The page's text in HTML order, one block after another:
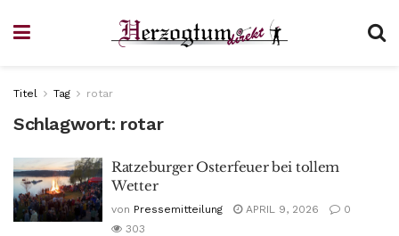
Titel Tag rotar
Schlagwort: rotar
Ratzeburger Osterfeuer bei tollem
Wetter
von Pressemitteilung APRIL 9, 2026
0
303